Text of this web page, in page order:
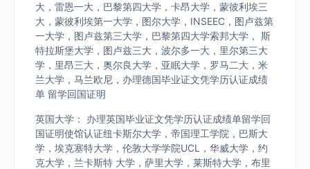
大，雷恩一大，巴黎第四大学，卡昂大学，蒙彼利埃三
大，蒙彼利埃第一大学，图尔大学，INSEEC，图卢兹第
一大学，图卢兹第三大学，巴黎第四大学索邦大学， 斯
特拉斯堡大学，图卢兹三大，波尔多一大，里尔第三大
学，里昂三大，奥尔良大学，亚眠大学，罗马二大，米
兰大学，马兰欧尼，办理德国毕业证文凭学历认证成绩
单 留学回国证明
英国大学： 办理英国毕业证文凭学历认证成绩单留学回
国证明使馆认证纽卡斯尔大学，帝国理工学院，巴斯大
学，埃克塞特大学，伦敦大学学院UCL，华威大学，约
克大学，兰卡斯特 大学，萨里大学，莱斯特大学，布里